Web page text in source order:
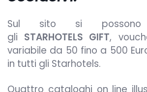
Sul sito si possono
gli STARHOTELS GIFT,
variabile da 50 fino a 500
in tutti gli Starhotels.